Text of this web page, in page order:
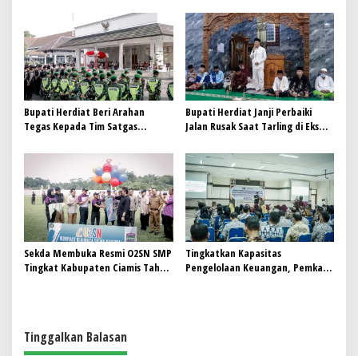
Bupati Herdiat Beri Arahan
Tegas Kepada Tim Satgas
Bupati Herdiat Janji Perbaiki
Jalan Rusak Saat Tarling di Eks
Masyarakat Sumringah
Sekda Membuka Resmi O2SN SMP
Tingkat Kabupaten Ciamis Tahun
Tingkatkan Kapasitas
Pengelolaan Keuangan, Pemkab
Tinggalkan Balasan